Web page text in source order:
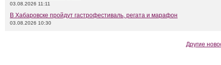
03.08.2026 11:11
В Хабаровске пройдут гастрофестиваль, регата и марафон
03.08.2026 10:30
Другие